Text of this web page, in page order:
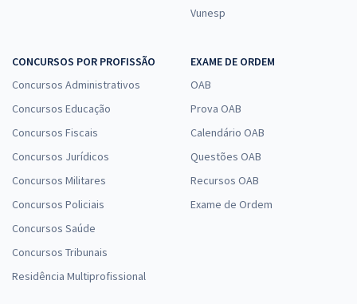
Vunesp
CONCURSOS POR PROFISSÃO
Concursos Administrativos
Concursos Educação
Concursos Fiscais
Concursos Jurídicos
Concursos Militares
Concursos Policiais
Concursos Saúde
Concursos Tribunais
Residência Multiprofissional
EXAME DE ORDEM
OAB
Prova OAB
Calendário OAB
Questões OAB
Recursos OAB
Exame de Ordem